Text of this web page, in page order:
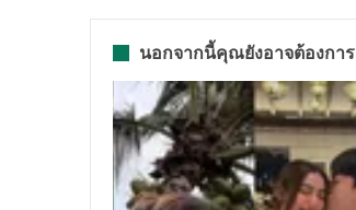
นอกจากนี้คุณยังอาจต้องการ